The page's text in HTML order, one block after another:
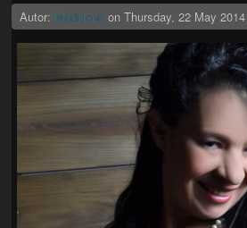
Autor: Madalena onThursday, 22 May 2014